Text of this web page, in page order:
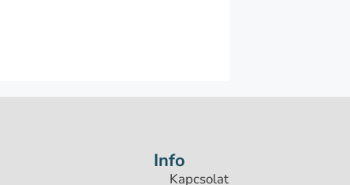
Info
Kapcsolat